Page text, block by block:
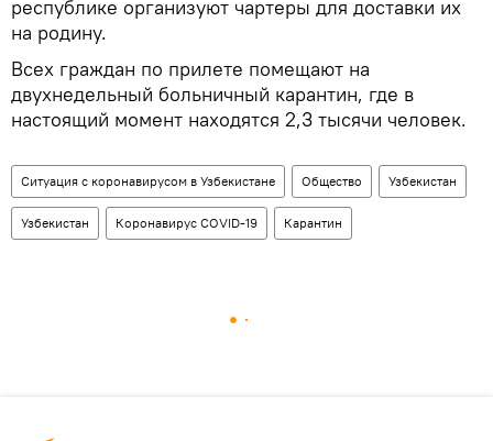
республике организуют чартеры для доставки их
на родину.
Всех граждан по прилете помещают на
двухнедельный больничный карантин, где в
настоящий момент находятся 2,3 тысячи человек.
Ситуация с коронавирусом в Узбекистане Общество Узбекистан
Узбекистан Коронавирус COVID-19 Карантин